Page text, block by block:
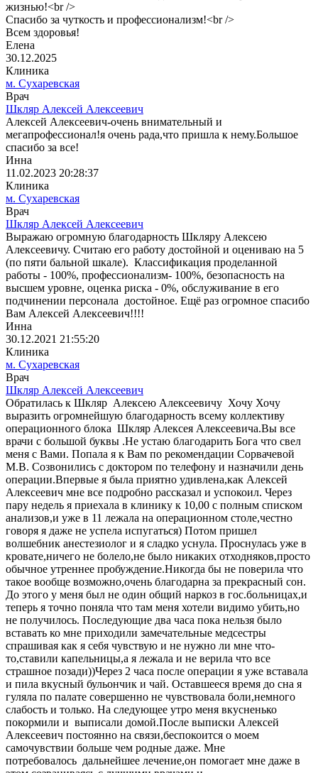
жизнью!<br />
Спасибо за чуткость и профессионализм!<br />
Всем здоровья!
Елена
30.12.2025
Клиника
м. Сухаревская
Врач
Шкляр Алексей Алексеевич
Алексей Алексеевич-очень внимательный и
мегапрофессионал!я очень рада,что пришла к нему.Большое
спасибо за все!
Инна
11.02.2023 20:28:37
Клиника
м. Сухаревская
Врач
Шкляр Алексей Алексеевич
Выражаю огромную благодарность Шкляру Алексею
Алексеевичу. Считаю его работу достойной и оцениваю на 5
(по пяти бальной шкале). Классификация проделанной
работы - 100%, профессионализм- 100%, безопасность на
высшем уровне, оценка риска - 0%, обслуживание в его
подчинении персонала достойное. Ещё раз огромное спасибо
Вам Алексей Алексеевич!!!!
Инна
30.12.2021 21:55:20
Клиника
м. Сухаревская
Врач
Шкляр Алексей Алексеевич
Обратилась к Шкляр Алексею Алексеевичу Хочу Хочу
выразить огромнейшую благодарность всему коллективу
операционного блока Шкляр Алексея Алексеевича.Вы все
врачи с большой буквы .Не устаю благодарить Бога что свел
меня с Вами. Попала я к Вам по рекомендации Сорвачевой
М.В. Созвонились с доктором по телефону и назначили день
операции.Впервые я была приятно удивлена,как Алексей
Алексеевич мне все подробно рассказал и успокоил. Через
пару недель я приехала в клинику к 10,00 с полным списком
анализов,и уже в 11 лежала на операционном столе,честно
говоря я даже не успела испугаться) Потом пришел
волшебник анестезиолог и я сладко уснула. Проснулась уже в
кровате,ничего не болело,не было никаких отходняков,просто
обычное утреннее пробуждение.Никогда бы не поверила что
такое вообще возможно,очень благодарна за прекрасный сон.
До этого у меня был не один общий наркоз в гос.больницах,и
теперь я точно поняла что там меня хотели видимо убить,но
не получилось. Последующие два часа пока нельзя было
вставать ко мне приходили замечательные медсестры
спрашивая как я себя чувствую и не нужно ли мне что-
то,ставили капельницы,а я лежала и не верила что все
страшное позади))Через 2 часа после операции я уже вставала
и пила вкусный бульончик и чай. Оставшееся время до сна я
гуляла по палате совершенно не чувствовала боли,немного
слабость и только. На следующее утро меня вкусненько
покормили и выписали домой.После выписки Алексей
Алексеевич постоянно на связи,беспокоится о моем
самочувствии больше чем родные даже. Мне
потребовалось дальнейшее лечение,он помогает мне даже в